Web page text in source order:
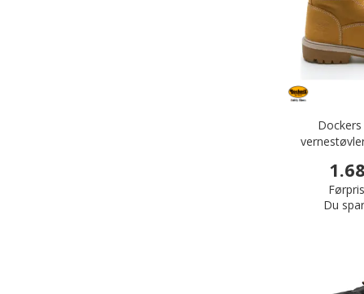
Dockers
Du